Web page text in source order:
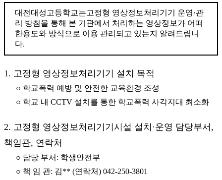
대전대성고등학교는고정형 영상정보처리기기 운영·관
리 방침을 통해 본 기관에서 처리하는 영상정보가 어떠
한용도와 방식으로 이용 관리되고 있는지 알려드립니
다.
1. 고정형 영상정보처리기기 설치 목적
○ 학교폭력 예방 및 안전한 교육환경 조성
○ 학교 내 CCTV 설치를 통한 학교폭력 사각지대 최소화
2. 고정형 영상정보처리기기시설 설치·운영 담당부서,
책임관, 연락처
○ 담당 부서: 학생안전부
○ 책 임 관: 김** (연락처) 042-250-3801